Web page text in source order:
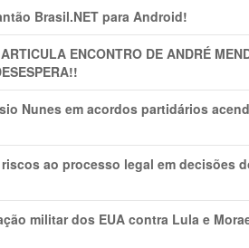
Brasil.NET para Android!
ENCONTRO DE ANDRÉ
Nunes em acordos partidários
ao processo legal em decisões
militar dos EUA contra Lula e